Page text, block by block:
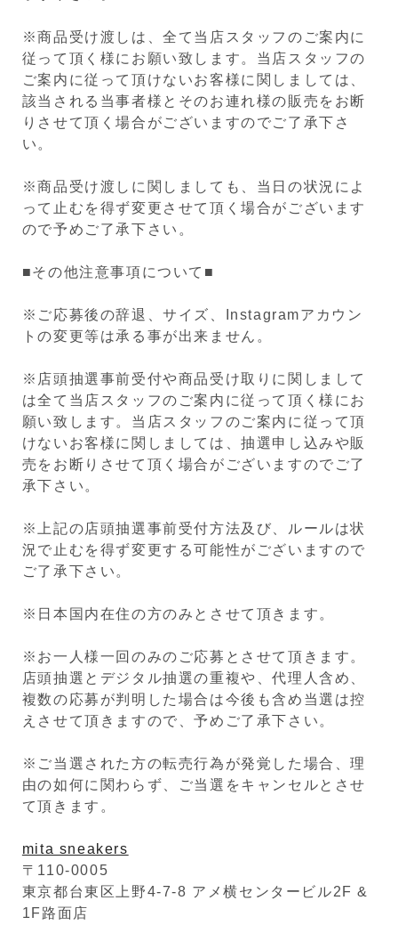
※商品受け渡しは、全て当店スタッフのご案内に
従って頂く様にお願い致します。当店スタッフの
ご案内に従って頂けないお客様に関しましては、
該当される当事者様とそのお連れ様の販売をお断
りさせて頂く場合がございますのでご了承下さ
い。
※商品受け渡しに関しましても、当日の状況によ
って止むを得ず変更させて頂く場合がございます
ので予めご了承下さい。
■その他注意事項について■
※ご応募後の辞退、サイズ、Instagramアカウン
トの変更等は承る事が出来ません。
※店頭抽選事前受付や商品受け取りに関しまして
は全て当店スタッフのご案内に従って頂く様にお
願い致します。当店スタッフのご案内に従って頂
けないお客様に関しましては、抽選申し込みや販
売をお断りさせて頂く場合がございますのでご了
承下さい。
※上記の店頭抽選事前受付方法及び、ルールは状
況で止むを得ず変更する可能性がございますので
ご了承下さい。
※日本国内在住の方のみとさせて頂きます。
※お一人様一回のみのご応募とさせて頂きます。
店頭抽選とデジタル抽選の重複や、代理人含め、
複数の応募が判明した場合は今後も含め当選は控
えさせて頂きますので、予めご了承下さい。
※ご当選された方の転売行為が発覚した場合、理
由の如何に関わらず、ご当選をキャンセルとさせ
て頂きます。
mita sneakers
〒110-0005
東京都台東区上野4-7-8 アメ横センタービル2F &
1F路面店